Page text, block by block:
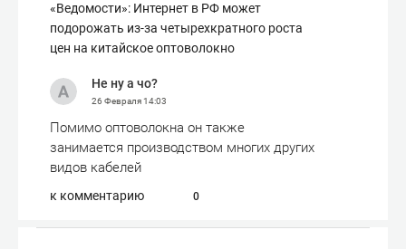
«Ведомости»: Интернет в РФ может
подорожать из-за четырехкратного роста
цен на китайское оптоволокно
Не ну а чо?
26 Февраля14:03
Помимо оптоволокна он также
занимается производством многих других
видов кабелей
к комментарию 0